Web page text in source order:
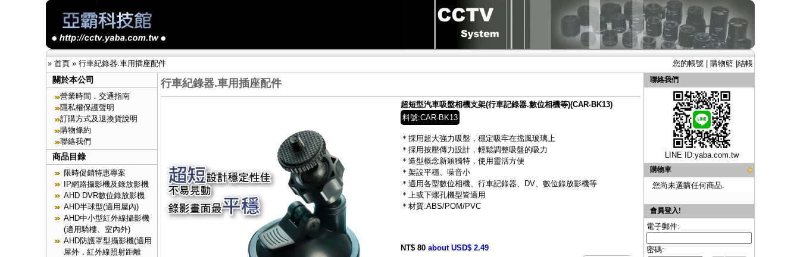
» 首頁» 行車紀錄器.車用插座配件 您的帳號| 購物籃| 結帳
關於本公司
營業時間．交通指南
隱私權保護聲明
訂購方式及退換貨說明
購物條約
聯絡我們
商品目錄
限時促銷特惠專案
IP網路攝影機及錄放影機
AHD DVR數位錄放影機
AHD半球型(適用屋內)
AHD中小型紅外線攝影機
(適用騎樓、室內外)
AHD防護罩型攝影機(適用
屋外，紅外線照射距離
行車紀錄器.車用插座配件
超短型汽車吸盤相機支架(行車記錄器.數位相機等)(CAR-BK13)
料號:CAR-BK13
＊採用超大強力吸盤，穩定吸牢在擋風玻璃上
＊採用按壓傳力設計，輕鬆調整吸盤的吸力
＊造型概念新穎獨特，使用靈活方便
＊架設平穩、噪音小
＊適用各型數位相機、行車記錄器、DV、數位錄放影機等
＊上或下螺孔機型皆適用
＊材質:ABS/POM/PVC
NT$ 80 about USD$ 2.49
聯絡我們
LINE ID:yaba.com.tw
購物車
您尚未選購任何商品.
會員登入!
電子郵件:
密碼: